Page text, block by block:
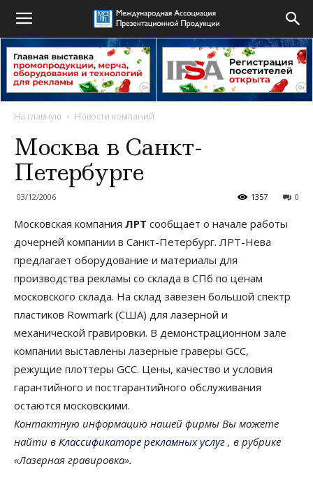
На главную Новости компаний
Москва в Санкт-
Петербурге
03/12/2006 0
1357
Московская компания ЛРТ сообщает о начале работы
дочерней компании в Санкт-Петербург. ЛРТ-Нева
предлагает оборудование и материалы для
производства рекламы со склада в СПб по ценам
московского склада. На склад завезен большой спектр
пластиков Rowmark (США) для лазерной и
механической гравировки. В демонстрационном зале
компании выставлены лазерные граверы GCC,
режущие плоттеры GCC. Цены, качество и условия
гарантийного и постгарантийного обслуживания
остаются московскими.
Контактную информацию нашей фирмы Вы можете
найти в Классификаторе рекламных услуг , в рубрике
«Лазерная гравировка».